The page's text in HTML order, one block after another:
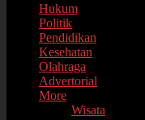
Hukum
Politik
Pendidikan
Kesehatan
Olahraga
Advertorial
More
Wisata